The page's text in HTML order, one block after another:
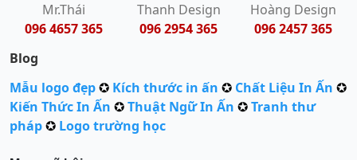
Mr.Thái
096 4657 365
Thanh Design
096 2954 365
Hoàng Design
096 2457 365
Blog
Mẫu logo đẹp✪ Kích thước in ấn ✪ Chất Liệu In Ấn ✪
Kiến Thức In Ấn ✪Thuật Ngữ In Ấn ✪Tranh thư
pháp✪ Logo trường học